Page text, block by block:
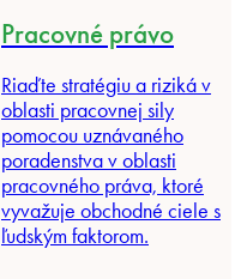
Pracovné právo
Riaďte stratégiu a riziká v
oblasti pracovnej sily
pomocou uznávaného
poradenstva v oblasti
pracovného práva, ktoré
vyvažuje obchodné ciele s
ľudským faktorom.